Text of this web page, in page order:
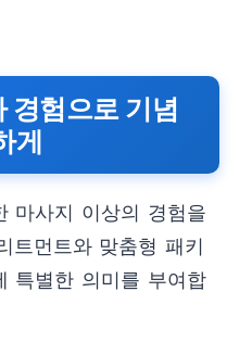
경험으로 기념
게
마사지 이상의 경험을
트먼트와 맞춤형 패키
특별한 의미를 부여합